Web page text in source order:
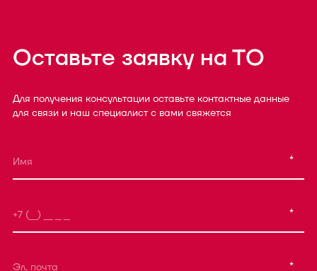
Оставьте заявку на ТО
Для получения консультации оставьте контактные данные
для связи и наш специалист с вами свяжется
*
*
*